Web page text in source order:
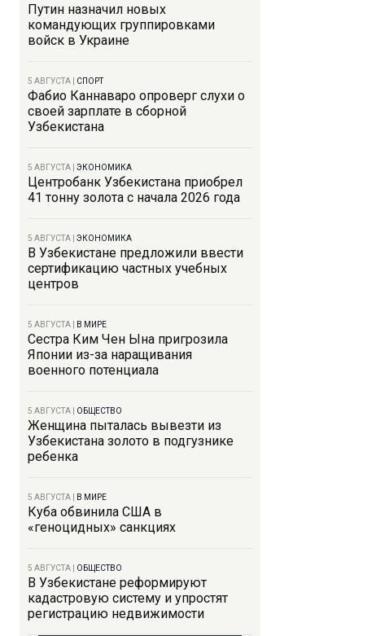
Путин назначил новых
командующих группировками
войск в Украине
5 АВГУСТА СПОРТ
Фабио Каннаваро опроверг слухи о
своей зарплате в сборной
Узбекистана
5 АВГУСТА ЭКОНОМИКА
Центробанк Узбекистана приобрел
41 тонну золота с начала 2026 года
5 АВГУСТА ЭКОНОМИКА
В Узбекистане предложили ввести
сертификацию частных учебных
центров
5 АВГУСТА В МИРЕ
Сестра Ким Чен Ына пригрозила
Японии из-за наращивания
военного потенциала
5 АВГУСТА ОБЩЕСТВО
Женщина пыталась вывезти из
Узбекистана золото в подгузнике
ребенка
5 АВГУСТА В МИРЕ
Куба обвинила США в
«геноцидных» санкциях
5 АВГУСТА ОБЩЕСТВО
В Узбекистане реформируют
кадастровую систему и упростят
регистрацию недвижимости